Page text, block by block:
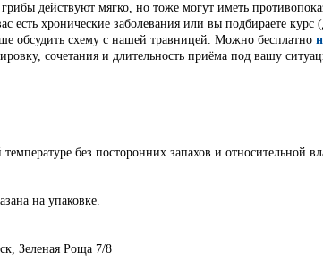
действуют мягко, но тоже могут иметь
есть хронические заболевания или вы подбираете курс
обсудить схему с нашей травницей. Можно бесплатно
сочетания и длительность приёма под вашу
без посторонних запахов и относительной
на упаковке.
Зеленая Роща 7/8